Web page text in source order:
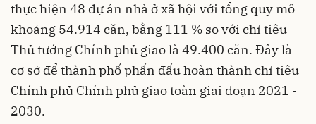
thực hiện 48 dự án nhà ở xã hội với tổng quy mô
khoảng 54.914 căn, bằng 111 % so với chỉ tiêu
Thủ tướng Chính phủ giao là 49.400 căn. Đây là
cơ sở để thành phố phấn đấu hoàn thành chỉ tiêu
Chính phủ Chính phủ giao toàn giai đoạn 2021 -
2030.